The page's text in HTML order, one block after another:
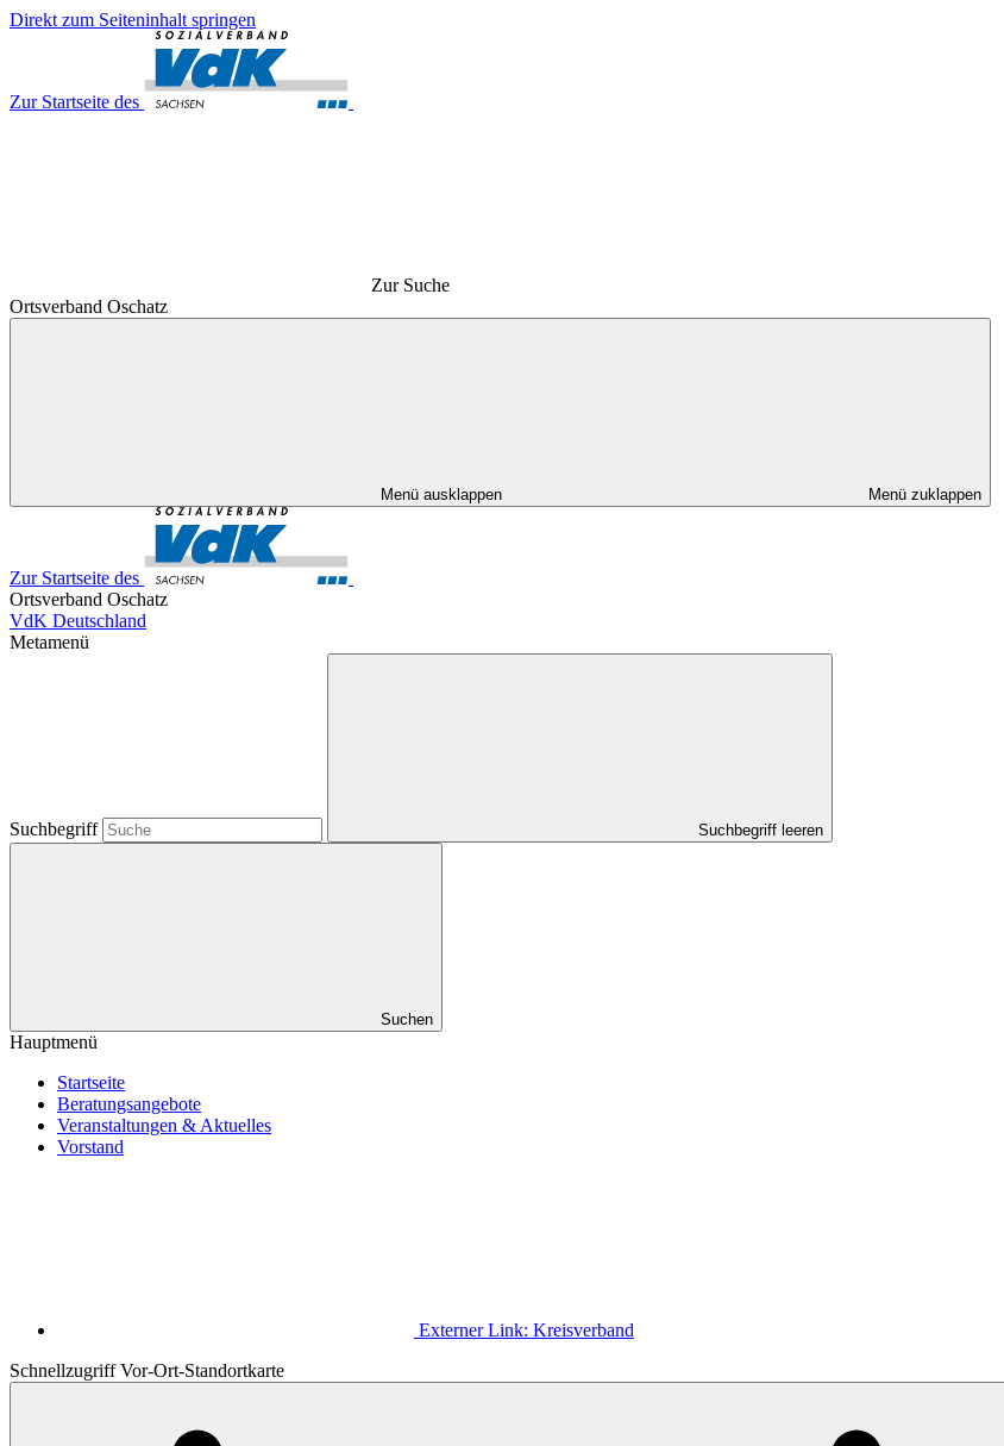
Direkt zum Seiteninhalt springen
Zur Startseite des
Zur Suche
Ortsverband Oschatz
Menü ausklappen Menü zuklappen
Zur Startseite des
Ortsverband Oschatz
VdK Deutschland
Metamenü
Suchbegriff Suchbegriff leeren
Suchen
Hauptmenü
Startseite
Beratungsangebote
Veranstaltungen & Aktuelles
Vorstand
Externer Link: Kreisverband
Schnellzugriff Vor-Ort-Standortkarte